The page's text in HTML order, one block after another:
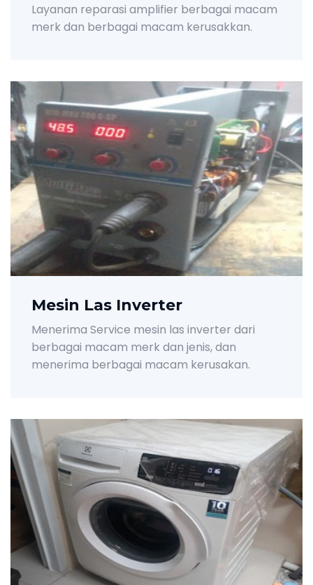
Layanan reparasi amplifier berbagai macam
merk dan berbagai macam kerusakkan.
Mesin Las Inverter
Menerima Service mesin las inverter dari
berbagai macam merk dan jenis, dan
menerima berbagai macam kerusakan.